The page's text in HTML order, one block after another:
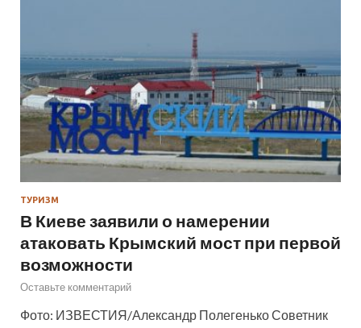
ТУРИЗМ
В Киеве заявили о намерении
атаковать Крымский мост при первой
возможности
Оставьте комментарий
Фото: ИЗВЕСТИЯ/Александр Полегенько Советник